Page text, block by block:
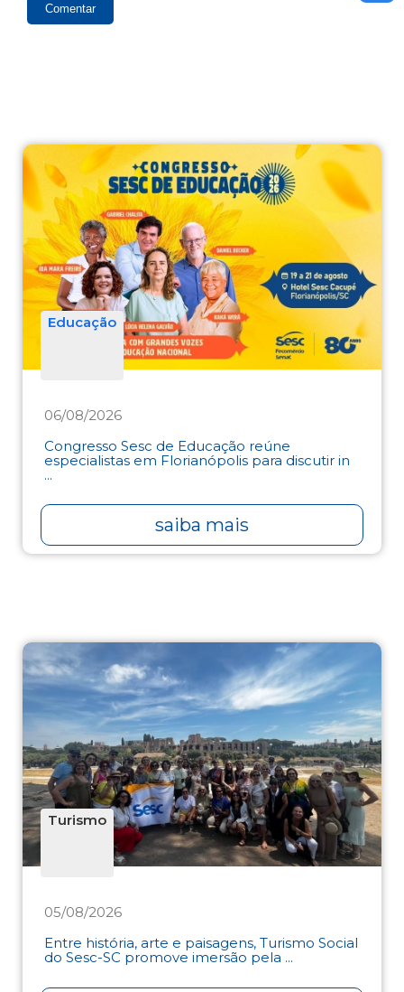
Comentar
Educação
06/08/2026
Congresso Sesc de Educação reúne
especialistas em Florianópolis para discutir in
...
saiba mais
Turismo
05/08/2026
Entre história, arte e paisagens, Turismo Social
do Sesc-SC promove imersão pela ...